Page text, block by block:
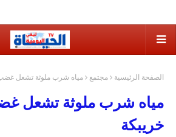
الصفحة الرئيسية مجتمع مياه شرب ملوثة تشعل
مياه شرب ملوثة تشعل
خريبكة